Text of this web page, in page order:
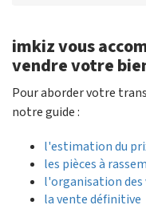
imkiz vous
vendre votre
Pour aborder votre
notre guide :
l'estimation du
les pièces à
l'organisation des
la vente définitive